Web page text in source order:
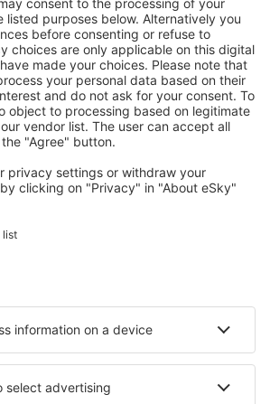
a speciální nabídky pro přihlášené
vašeho gusta
než 1.3 milionu zařízení: hotelů,
hotely uživateli eSky
Hotely v Paříži
Hotely in Arzon